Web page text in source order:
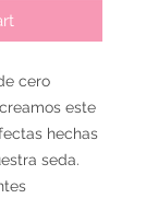
cero
este
hechas
seda.